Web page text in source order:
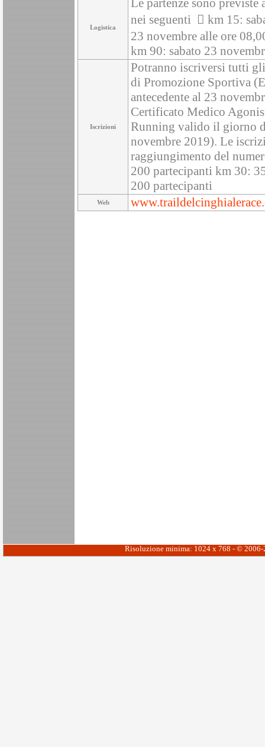
Logistica
Le partenze sono
nei seguenti  km 15:
23 novembre alle ore
km 90: sabato 23
Iscrizioni
Potranno iscriversi tutti
di Promozione Sportiva
antecedente al 23
Certificato Medico
Running valido il giorno
novembre 2019). Le
raggiungimento del
200 partecipanti km 30:
200 partecipanti
Web
Risoluzione minima: 1024 x 768 - ©